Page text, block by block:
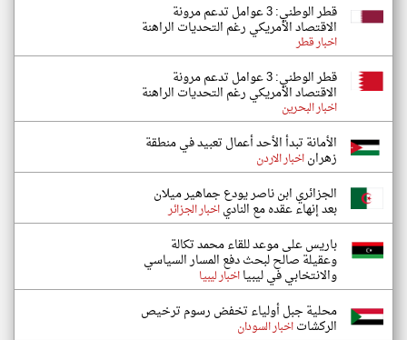
قطر الوطني: 3 عوامل تدعم مرونة
الاقتصاد الأمريكي رغم التحديات الراهنة
اخبار قطر
قطر الوطني: 3 عوامل تدعم مرونة
الاقتصاد الأمريكي رغم التحديات الراهنة
اخبار البحرين
الأمانة تبدأ الأحد أعمال تعبيد في منطقة
زهراناخبار الاردن
الجزائري ابن ناصر يودع جماهير ميلان
بعد إنهاء عقده مع النادياخبار الجزائر
باريس على موعد للقاء محمد تكالة
وعقيلة صالح لبحث دفع المسار السياسي
والانتخابي في ليبيااخبار ليبيا
محلية جبل أولياء تخفض رسوم ترخيص
الركشاتاخبار السودان